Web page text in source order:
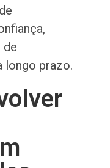
de
longo prazo.